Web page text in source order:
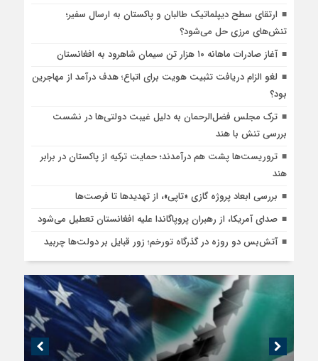
ارتقای سطح دیپلماتیک طالبان و پاکستان به ارسال سفیر؛
تنش‌های مرزی حل می‌شود؟
آغاز صادرات ماهانه ۱۰ هزار تن سیمان شاهرود به افغانستان
لغو الزام دریافت تثبیت هویت برای اتباع؛ هدف درآمد از مهاجرین
بود؟
ترک مجلس فضل‌الرحمان به دلیل غیبت دولتی‌ها در نشست
بررسی تنش با هند
تروریست‌ها پشت هم درآمدند؛ حمایت ترکیه از پاکستان در برابر
هند
بررسی ابعاد پروژه گازی «تاپی»، از تهدیدها تا فرصت‌ها
صدای آمریکا، از رهبران پروپاگاندا علیه افغانستان تعطیل می‌شود
آتش‌بس دو روزه در گذرگاه تورخم؛ زور قبایل بر دولت‌ها چربید